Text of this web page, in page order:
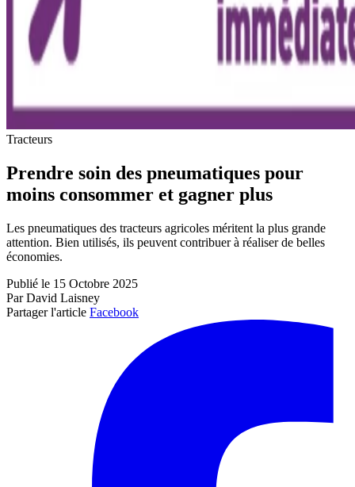
Tracteurs
Prendre soin des pneumatiques pour
moins consommer et gagner plus
Les pneumatiques des tracteurs agricoles méritent la plus grande
attention. Bien utilisés, ils peuvent contribuer à réaliser de belles
économies.
Publié le 15 Octobre 2025
Par David Laisney
Partager l'article Facebook